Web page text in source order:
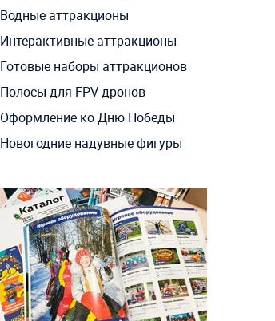
Водные аттракционы
Интерактивные аттракционы
Готовые наборы аттракционов
Полосы для FPV дронов
Оформление ко Дню Победы
Новогодние надувные фигуры